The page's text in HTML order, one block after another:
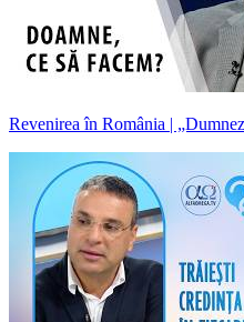
Revenirea în România |